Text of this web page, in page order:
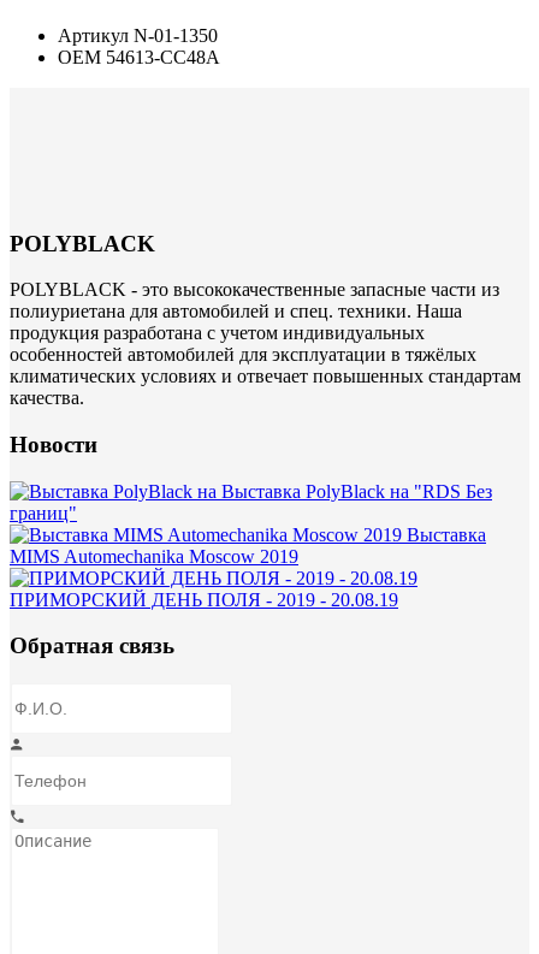
Артикул N-01-1350
ОЕМ 54613-CC48A
POLYBLACK
POLYBLACK - это высококачественные запасные части из
полиуриетана для автомобилей и спец. техники. Наша
продукция разработана с учетом индивидуальных
особенностей автомобилей для эксплуатации в тяжёлых
климатических условиях и отвечает повышенных стандартам
качества.
Новости
Выставка PolyBlack на "RDS Без
границ"
Выставка
MIMS Automechanika Moscow 2019
ПРИМОРСКИЙ ДЕНЬ ПОЛЯ - 2019 - 20.08.19
Обратная связь